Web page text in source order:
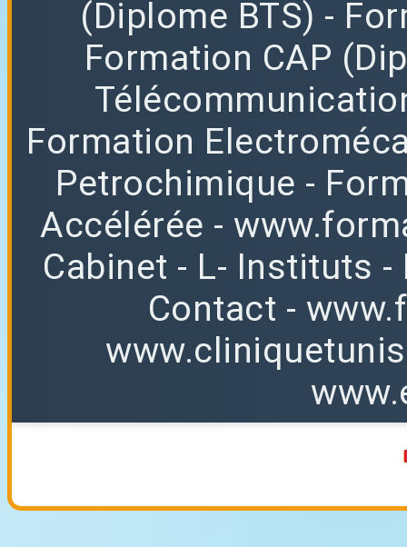
(Diplome BTS) -
Formation CAP
Formation
Petrochimique -
Accélérée -
Cabinet - L- Instituts -
Contact -